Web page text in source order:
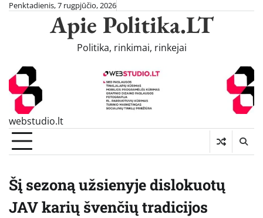
SkipPenktadienis, 7 rugpjūčio, 2026
Apie Politika.LT
Politika, rinkimai, rinkejai
webstudio.lt
Šį sezoną užsienyje dislokuotų
JAV karių švenčių tradicijos